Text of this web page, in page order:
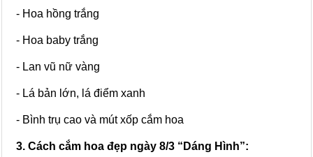
- Hoa hồng trắng
- Hoa baby trắng
- Lan vũ nữ vàng
- Lá bản lớn, lá điểm xanh
- Bình trụ cao và mút xốp cắm hoa
3. Cách cắm hoa đẹp ngày 8/3 “Dáng Hình”: